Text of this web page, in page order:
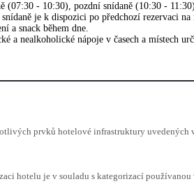
(07:30 - 10:30), pozdní snídaně (10:30 -
je k dispozici po předchozí rezervaci
a snack během dne.
a nealkoholické nápoje v časech a místech
prvků hotelové infrastruktury uvedených
hotelu je v souladu s kategorizací